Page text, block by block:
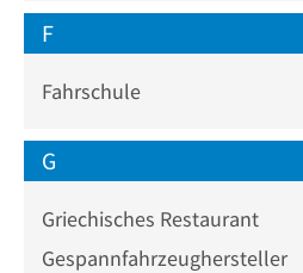
F
Fahrschule
G
Griechisches Restaurant
Gespannfahrzeughersteller